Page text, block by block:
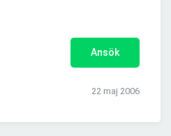
Ansök
22 maj 2006